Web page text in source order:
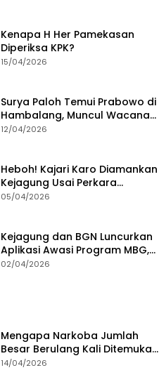
Kenapa H Her Pamekasan
Diperiksa KPK?
15/04/2026
Surya Paloh Temui Prabowo di
Hambalang, Muncul Wacana
Penggabungan NasDem dan
12/04/2026
Heboh! Kajari Karo Diamankan
Kejagung Usai Perkara
Videografer Divonis Bebas
05/04/2026
Kejagung dan BGN Luncurkan
Aplikasi Awasi Program MBG,
Begini Cara Lapornya
02/04/2026
Mengapa Narkoba Jumlah
Besar Berulang Kali Ditemukan
di Wilayah Kepulauan
14/04/2026